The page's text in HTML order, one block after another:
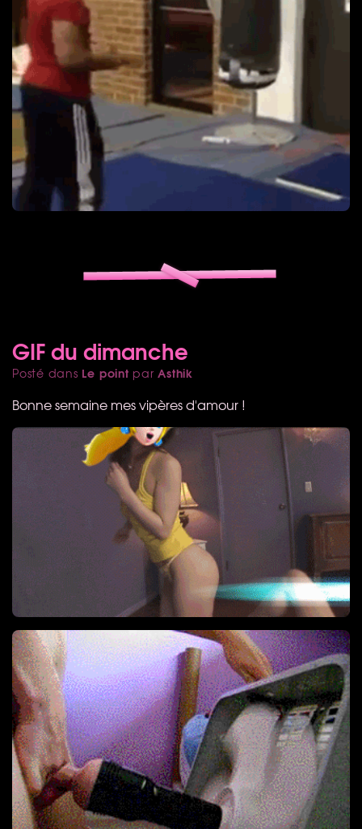
GIF du dimanche
Posté dans Le point parAsthik
Bonne semaine mes vipères d'amour !